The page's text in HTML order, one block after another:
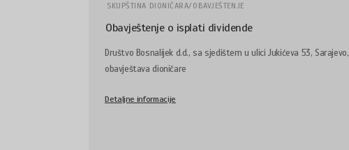
SKUPŠTINA DIONIČARA/OBAVJEŠTENJE
Obavještenje o isplati dividende
Društvo Bosnalijek d.d., sa sjedištem u ulici Jukićeva 53, Sarajevo,
obavještava dioničare
Detaljne informacije